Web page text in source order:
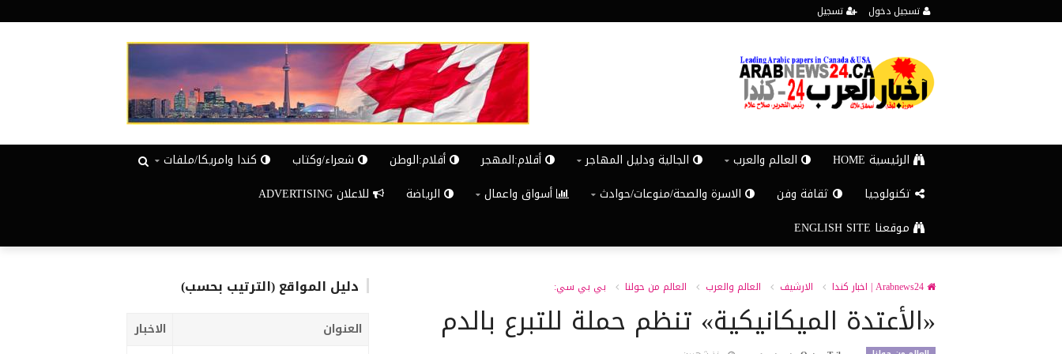
تسجيل دخول تسجيل
الرئيسية HOME العالم والعرب الجالية ودليل المهاجر أقلام:المهجر أقلام:الوطن شعراء/وكتاب
كندا وامريكا/ملفات
تكنولوجيا
ثقافة وفن الاسرة والصحة/منوعات/حوادث أسواق واعمال الرياضة
للاعلان ADVERTISING
موقعنا ENGLISH SITE
دليل المواقع (الترتيب بحسب)
العنوان
الاخبار
الارشيف العالم والعرب العالم من حولنا بي بي سي:
«الأعتدة الميكانيكية» تنظم حملة للتبرع بالدم